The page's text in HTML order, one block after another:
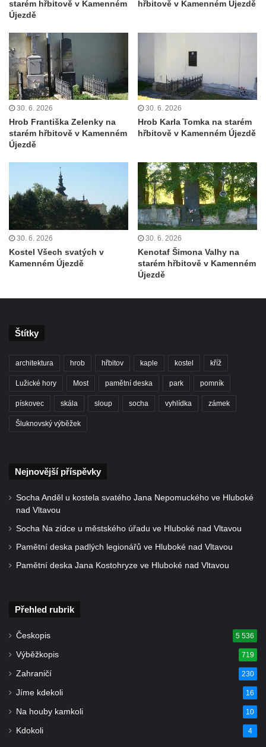
koncentračního tábora v Tovární ulici v
Rychnově u Jablonce nad Nisou
Kenotaf Alfreda Langa na hřbitově v Krásné
u Pěnčína
Kenotaf Emila Posselta na hřbitově v
Krásné u Pěnčína
Kenotaf Edmunda Andera na hřbitově v
Hřbitovní kaple rodiny Fiedler na hřbitově v
Teplicích nad Metují
Kenotaf Franze Ruseho na hřbitově v
Teplicích nad Metují
Pomník obětem 2. světové války na hřbitově
v Teplicích nad Metují
Hrob Waltera Hilleho na hřbitově ve Vlčí
nad Ploučnicí
Hrob Theodora Sommera na hřbitově v
Benešově nad Ploučnicí
Hrob Christodoulona Panayiotise na
Hrob Franze Wünsche na hřbitově v
Benešově nad Ploučnicí
Pamětní desky obětem 1. světové války v
v Sokolově
Šumburk nad Desnou v Tanvaldu
Hrob Pavla Patušnika na hřbitově Šumburk
nad Desnou v Tanvaldu
Hrob sovětských dětí na hřbitově Šumburk
nad Desnou v Tanvaldu
Pomník prvního a druhého odboje v
starém hřbitově v Kamenném
Újezdě
hřbitově v Kamenném Újezdě
30. 6. 2026
Hrob Františka Zelenky na
starém hřbitově v Kamenném
Újezdě
30. 6. 2026
Hrob Karla Tomka na starém
hřbitově v Kamenném Újezdě
30. 6. 2026
Kostel Všech svatých v
Kamenném Újezdě
30. 6. 2026
Kenotaf Šimona Valhy na
starém hřbitově v Kamenném
Újezdě
Štítky
architektura hrob hřbitov kaple kostel kříž
Lužické hory Most pamětní deska park pomník
pískovec skála sloup socha vyhlídka zámek
Šluknovský výběžek
Nejnovější příspěvky
Socha Anděl u kostela svatého Jana Nepomuckého ve Hluboké
nad Vltavou
Socha Na zídce u městského úřadu ve Hluboké nad Vltavou
Pamětní deska padlých legionářů ve Hluboké nad Vltavou
Pamětní deska Jana Kostohryze ve Hluboké nad Vltavou
Přehled rubrik
Českopis 5 536
Výběžkopis 719
Zahraničí 230
Jíme kdekoli 16
Na houby kamkoli 10
Kdokoli 4